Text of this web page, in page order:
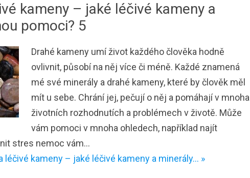
kameny – jaké léčivé kameny a
pomoci? 5
Drahé kameny umí život každého člověka hodně
ovlivnit, působí na něj více či méně. Každé znamená
mé své minerály a drahé kameny, které by člověk měl
mít u sebe. Chrání jej, pečují o něj a pomáhají v mnoha
životních rozhodnutích a problémech v životě. Může
vám pomoci v mnoha ohledech, například najít
stres nemoc vám…
léčivé kameny – jaké léčivé kameny a minerály… »